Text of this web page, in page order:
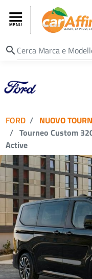
search
FORD
NUOVO
Tourneo Custom
Active